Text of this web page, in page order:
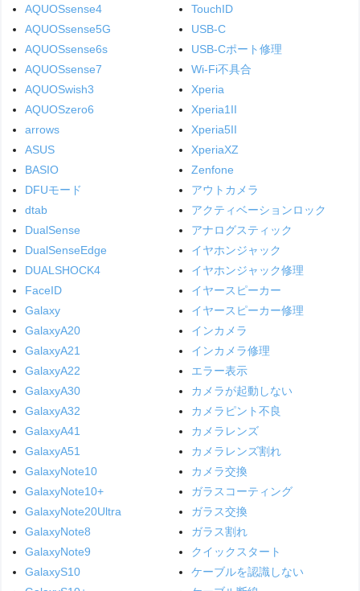
AQUOSsense4
AQUOSsense5G
AQUOSsense6s
AQUOSsense7
AQUOSwish3
AQUOSzero6
arrows
ASUS
BASIO
DFUモード
dtab
DualSense
DualSenseEdge
DUALSHOCK4
FaceID
Galaxy
GalaxyA20
GalaxyA21
GalaxyA22
GalaxyA30
GalaxyA32
GalaxyA41
GalaxyA51
GalaxyNote10
GalaxyNote10+
GalaxyNote20Ultra
GalaxyNote8
GalaxyNote9
GalaxyS10
TouchID
USB-C
USB-Cポート修理
Wi-Fi不具合
Xperia
Xperia1II
Xperia5II
XperiaXZ
Zenfone
アウトカメラ
アクティベーションロック
アナログスティック
イヤホンジャック
イヤホンジャック修理
イヤースピーカー
イヤースピーカー修理
インカメラ
インカメラ修理
エラー表示
カメラが起動しない
カメラピント不良
カメラレンズ
カメラレンズ割れ
カメラ交換
ガラスコーティング
ガラス交換
ガラス割れ
クイックスタート
ケーブルを認識しない